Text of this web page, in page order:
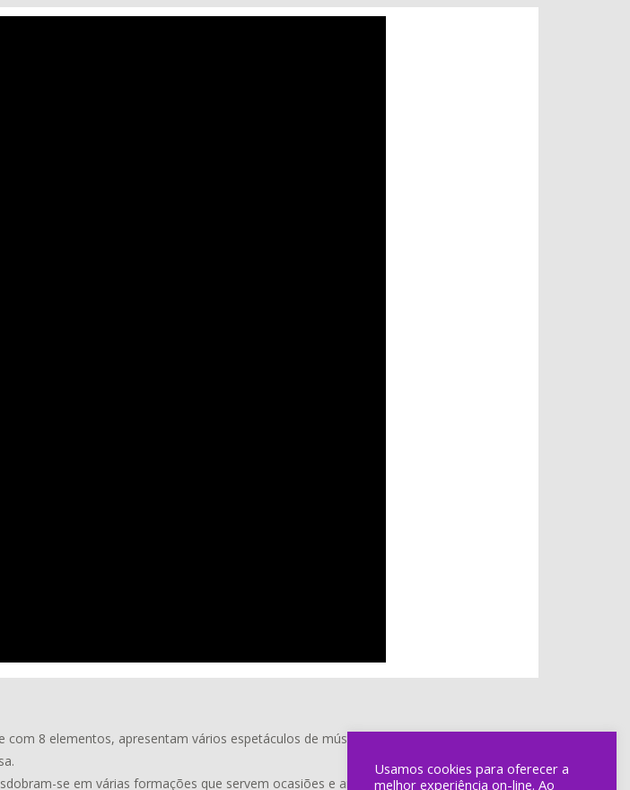
8 elementos, apresentam vários espetáculos de música folk e tradicional,
se em várias formações que servem ocasiões e ambientes diferentes. Os
Usamos cookies para oferecer a
melhor experiência on-line. Ao